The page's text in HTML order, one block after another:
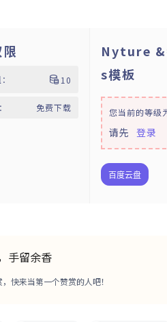
10
免费下载
Nyture
s模板
您当前的等级
请先 登录
百度云盘
手留余香
快来当第一个赞赏的人吧！